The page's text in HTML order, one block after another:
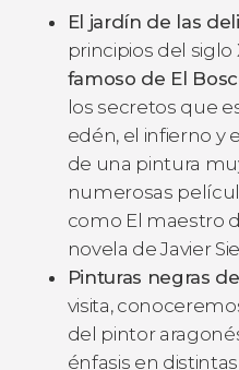
El jardín de las
principios del siglo
famoso de El
los secretos que
edén, el infierno y
de una pintura
numerosas
como El maestro
novela de Javier
Pinturas negras
visita,
del pintor
énfasis en